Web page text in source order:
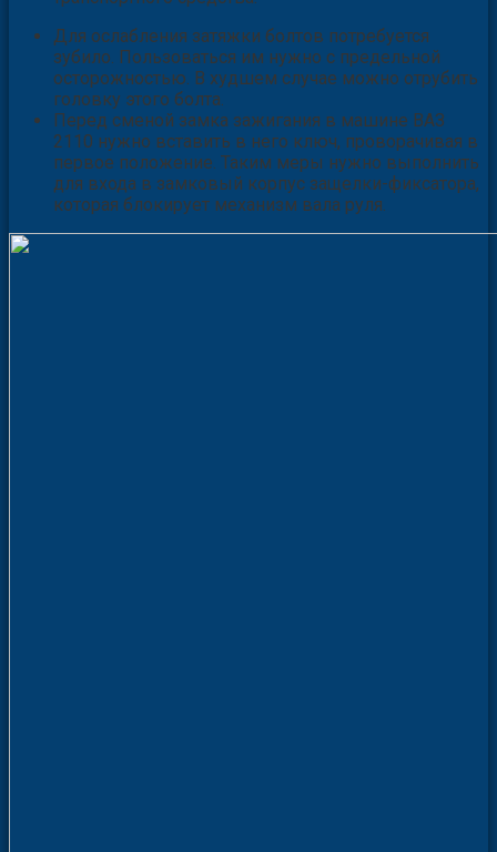
Для ослабления затяжки болтов потребуется
зубило. Пользоваться им нужно с предельной
осторожностью. В худшем случае можно отрубить
головку этого болта.
Перед сменой замка зажигания в машине ВАЗ
2110 нужно вставить в него ключ, проворачивая в
первое положение. Таким меры нужно выполнить
для входа в замковый корпус защелки-фиксатора,
которая блокирует механизм вала руля.